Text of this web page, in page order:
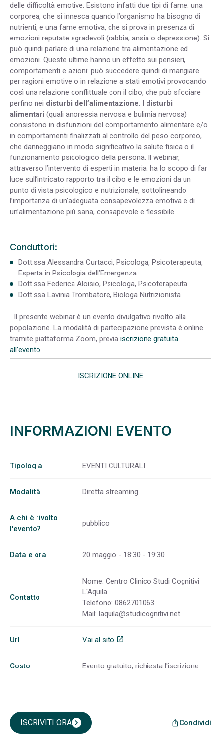
delle difficoltà emotive. Esistono infatti due tipi di fame: una
corporea, che si innesca quando l’organismo ha bisogno di
nutrienti, e una fame emotiva, che si prova in presenza di
emozioni reputate sgradevoli (rabbia, ansia o depressione). Si
può quindi parlare di una relazione tra alimentazione ed
emozioni. Queste ultime hanno un effetto sui pensieri,
comportamenti e azioni: può succedere quindi di mangiare
per ragioni emotive o in relazione a stati emotivi provocando
così una relazione conflittuale con il cibo, che può sfociare
perfino nei disturbi dell’alimentazione. I disturbi
alimentari (quali anoressia nervosa e bulimia nervosa)
consistono in disfunzioni del comportamento alimentare e/o
in comportamenti finalizzati al controllo del peso corporeo,
che danneggiano in modo significativo la salute fisica o il
funzionamento psicologico della persona. Il webinar,
attraverso l’intervento di esperti in materia, ha lo scopo di far
luce sull’intricato rapporto tra il cibo e le emozioni da un
punto di vista psicologico e nutrizionale, sottolineando
l’importanza di un’adeguata consapevolezza emotiva e di
un’alimentazione più sana, consapevole e flessibile.
Conduttori:
Dott.ssa Alessandra Curtacci, Psicologa, Psicoterapeuta,
Esperta in Psicologia dell’Emergenza
Dott.ssa Federica Aloisio, Psicologa, Psicoterapeuta
Dott.ssa Lavinia Trombatore, Biologa Nutrizionista
Il presente webinar è un evento divulgativo rivolto alla
popolazione. La modalità di partecipazione prevista è online
tramite piattaforma Zoom, previa iscrizione gratuita
all’evento.
ISCRIZIONE ONLINE
INFORMAZIONI EVENTO
Tipologia EVENTI CULTURALI
Modalità Diretta streaming
A chi è rivolto
l'evento?
pubblico
Data e ora 20 maggio - 18:30 - 19:30
Contatto
Nome: Centro Clinico Studi Cognitivi
L'Aquila
Telefono: 0862701063
Mail: laquila@studicognitivi.net
Url Vai al sito open_in_new
Costo Evento gratuito, richiesta l'iscrizione
ISCRIVITI ORAchevron_right ios_shareCondividi